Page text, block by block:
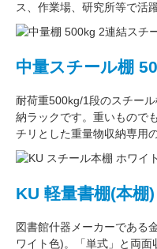
ス、作業場、研究所等で活
中量スチール棚
耐荷重500kg/1段のスチー
納ラックです。重いもので
チリとした重量物収納専用
KU 軽量書棚(本棚)
図書館什器メーカーである
ワイト色)。
「単式」 と両面